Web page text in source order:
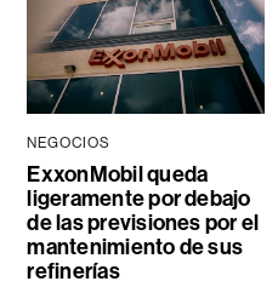
NEGOCIOS
ExxonMobil queda
ligeramente por debajo
de las previsiones por el
mantenimiento de sus
refinerías